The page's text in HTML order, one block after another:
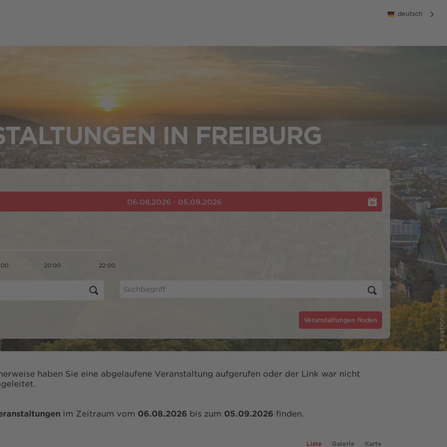
deutsch
© eyetronic - Fotolia
IN FREIBURG
06.08.2026 - 05.09.2026
20:00 22:00
Veranstaltungen finden
haben Sie eine abgelaufene Veranstaltung aufgerufen oder der Link war nicht
im Zeitraum vom 06.08.2026 bis zum 05.09.2026 finden.
Liste Galerie Karte